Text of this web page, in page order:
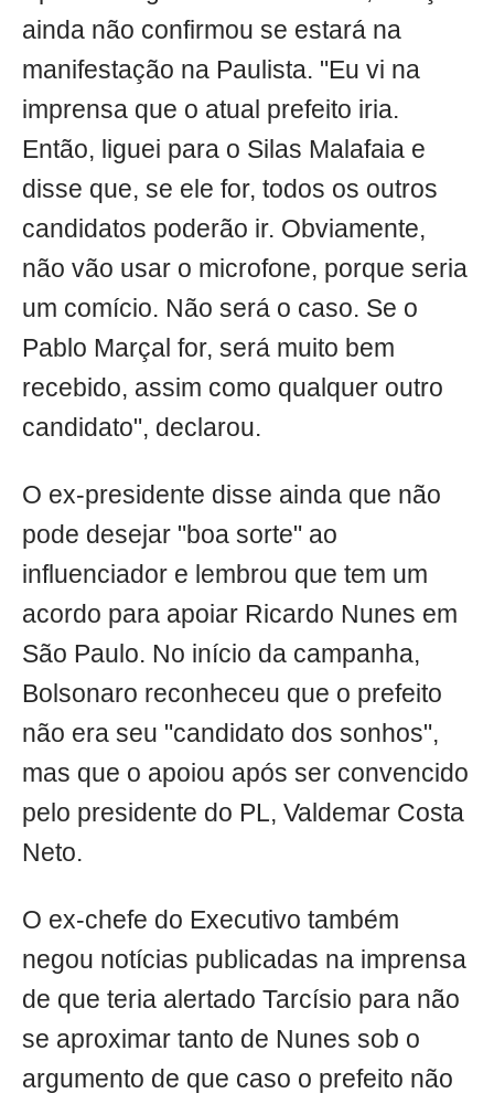
ainda não confirmou se estará na
manifestação na Paulista. "Eu vi na
imprensa que o atual prefeito iria.
Então, liguei para o Silas Malafaia e
disse que, se ele for, todos os outros
candidatos poderão ir. Obviamente,
não vão usar o microfone, porque seria
um comício. Não será o caso. Se o
Pablo Marçal for, será muito bem
recebido, assim como qualquer outro
candidato", declarou.
O ex-presidente disse ainda que não
pode desejar "boa sorte" ao
influenciador e lembrou que tem um
acordo para apoiar Ricardo Nunes em
São Paulo. No início da campanha,
Bolsonaro reconheceu que o prefeito
não era seu "candidato dos sonhos",
mas que o apoiou após ser convencido
pelo presidente do PL, Valdemar Costa
Neto.
O ex-chefe do Executivo também
negou notícias publicadas na imprensa
de que teria alertado Tarcísio para não
se aproximar tanto de Nunes sob o
argumento de que caso o prefeito não